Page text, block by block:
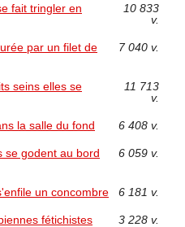
fait tringler en
10 833
v.
par un filet de
7 040 v.
seins elles se
11 713
v.
la salle du fond 6 408 v.
se godent au bord
6 059 v.
un concombre 6 181 v.
fétichistes 3 228 v.